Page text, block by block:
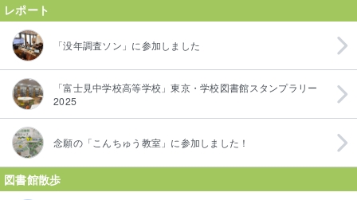
レポート
「没年調査ソン」に参加しました
「富士見中学校高等学校」東京・学校図書館スタンプラリー
2025
念願の「こんちゅう教室」に参加しました！
図書館散歩